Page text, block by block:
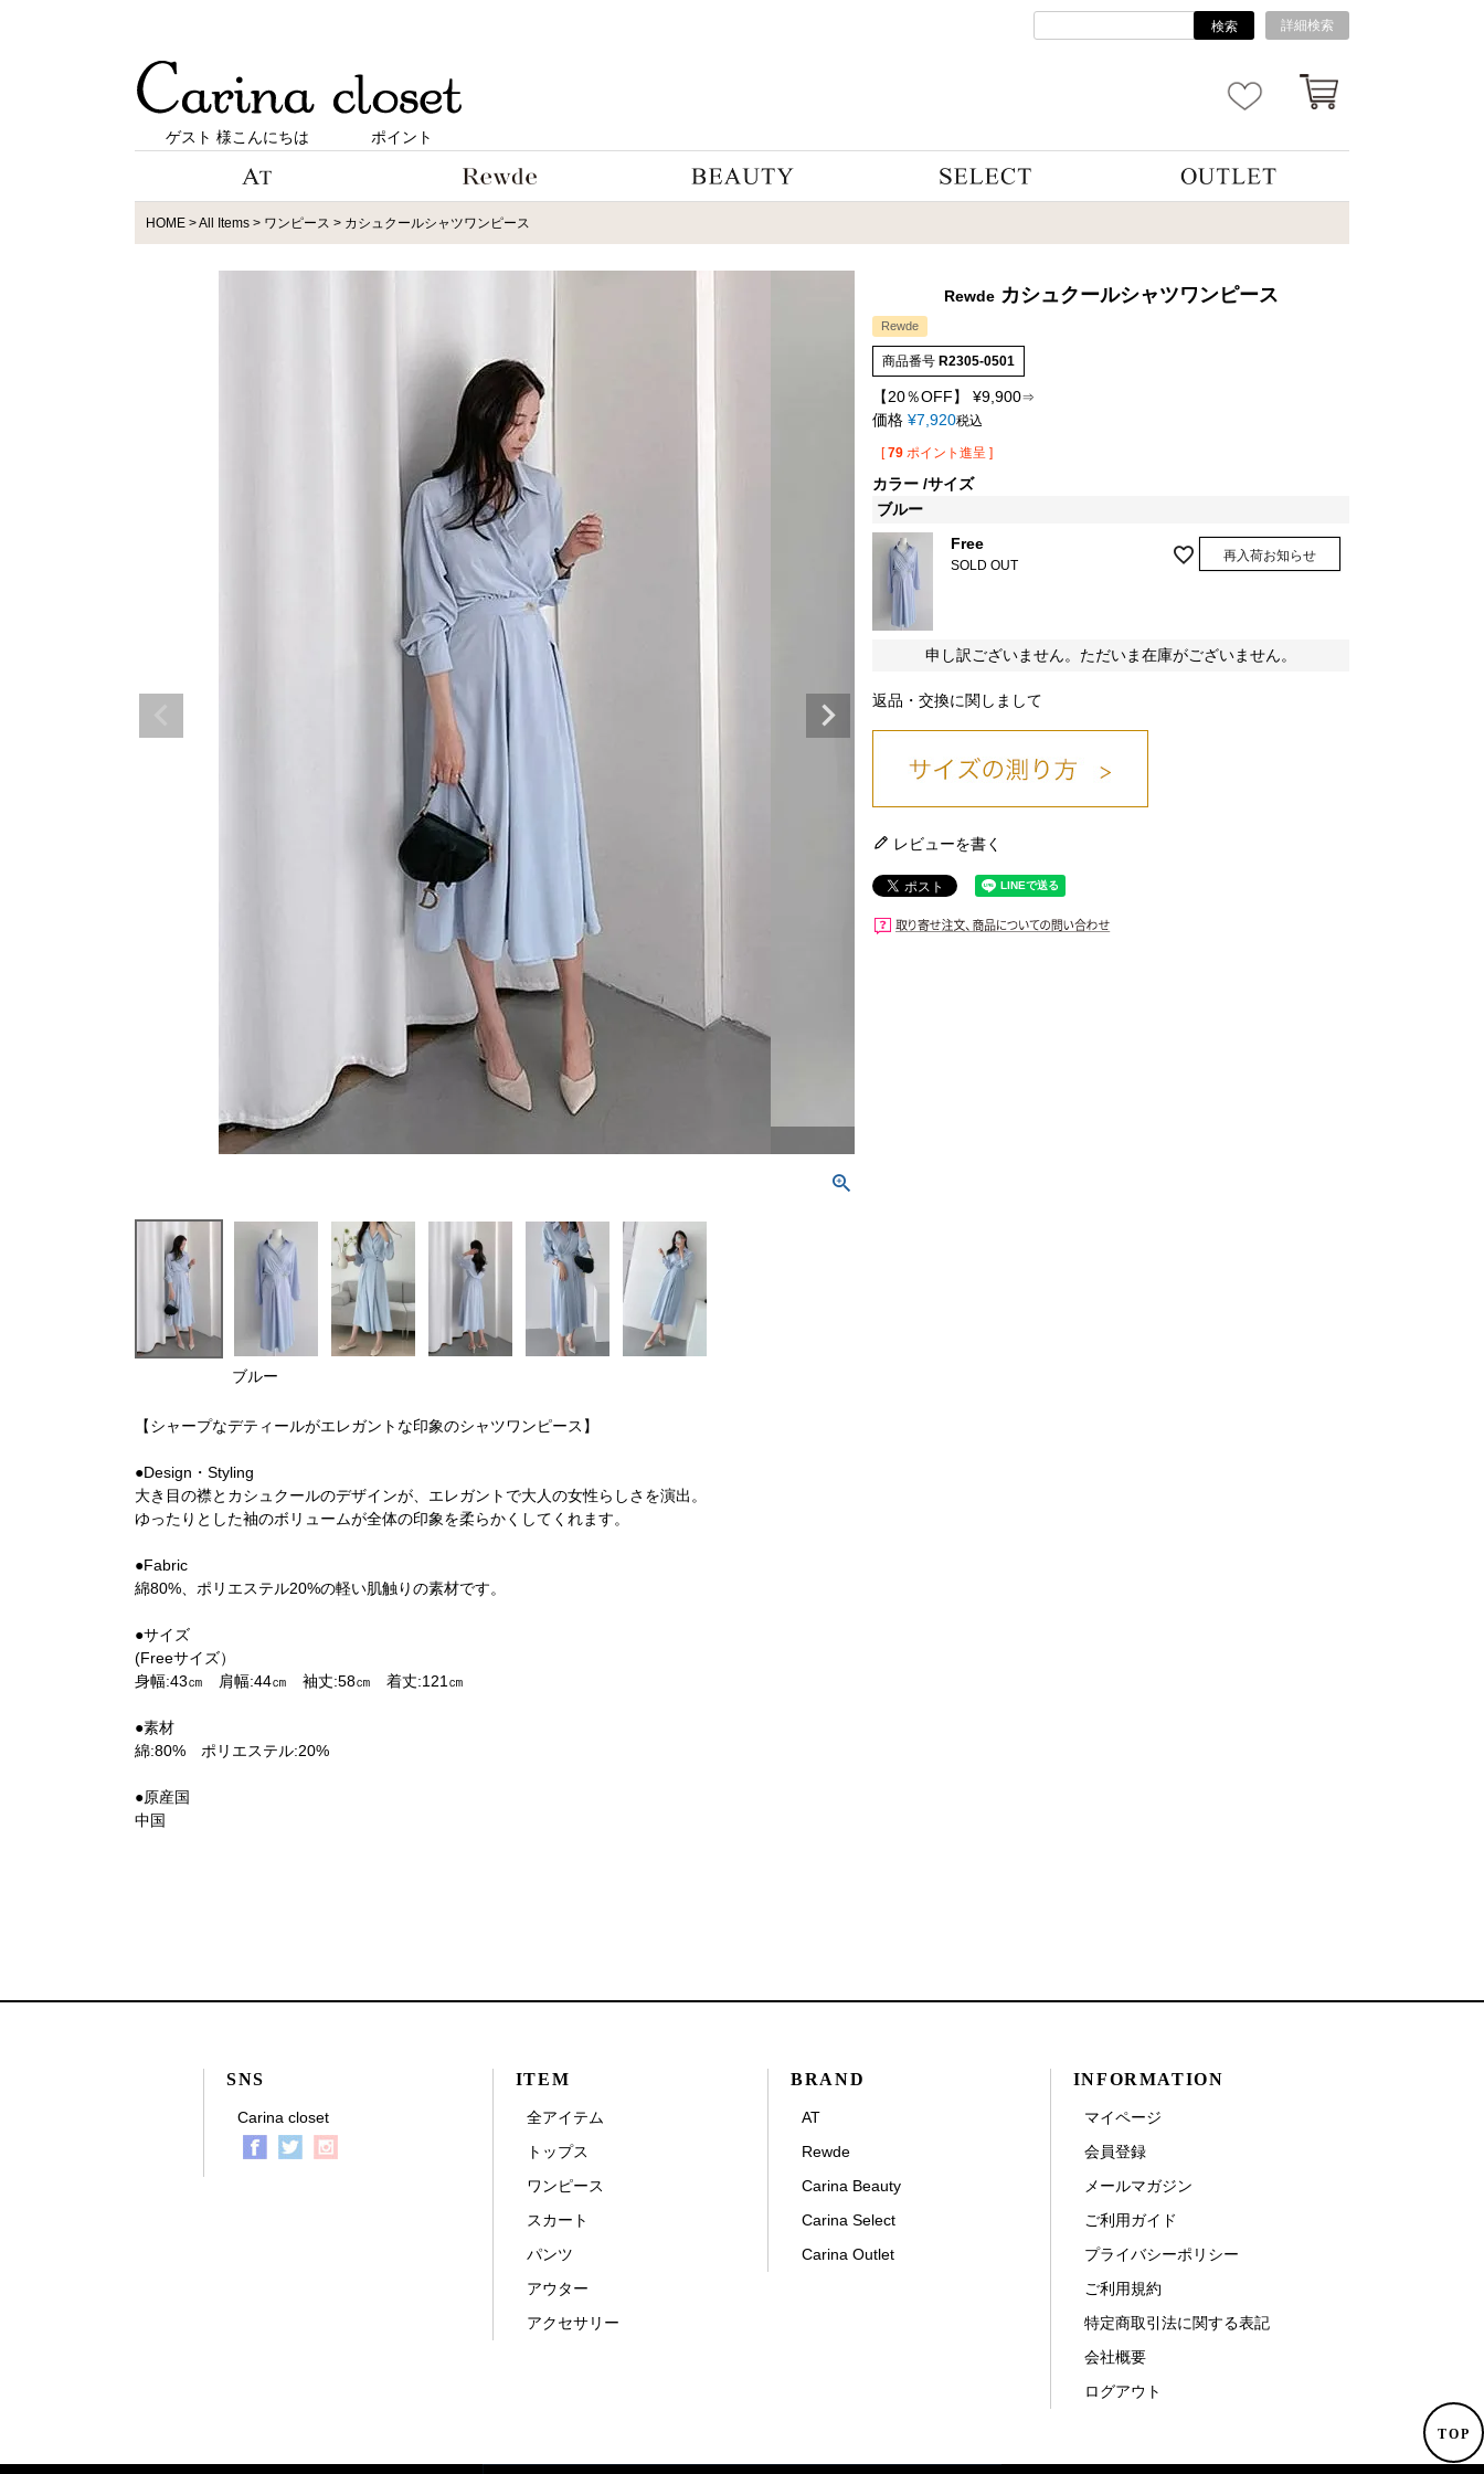
検索 詳細検索
ゲスト 様こんにちは ポイント
HOME All Items ワンピース カシュクールシャツワンピース
ブルー
Rewde カシュクールシャツワンピース
Rewde
商品番号 R2305-0501
【20％OFF】 ¥9,900⇒
価格 ¥7,920税込
[ 79 ポイント進呈 ]
カラー サイズ
ブルー
Free
SOLD OUT
再入荷お知らせ
申し訳ございません。ただいま在庫がございません。
返品・交換に関しまして
レビューを書く
【シャープなデティールがエレガントな印象のシャツワンピース】
●Design・Styling
大き目の襟とカシュクールのデザインが、エレガントで大人の女性らしさを演出。
ゆったりとした袖のボリュームが全体の印象を柔らかくしてくれます。
●Fabric
綿80%、ポリエステル20%の軽い肌触りの素材です。
●サイズ
(Freeサイズ）
身幅:43㎝ 肩幅:44㎝ 袖丈:58㎝ 着丈:121㎝
●素材
綿:80% ポリエステル:20%
●原産国
中国
SNS
Carina closet
ITEM
全アイテム
トップス
ワンピース
スカート
パンツ
アウター
アクセサリー
BRAND
AT
Rewde
Carina Beauty
Carina Select
Carina Outlet
INFORMATION
マイページ
会員登録
メールマガジン
ご利用ガイド
プライバシーポリシー
ご利用規約
特定商取引法に関する表記
会社概要
ログアウト
TOP